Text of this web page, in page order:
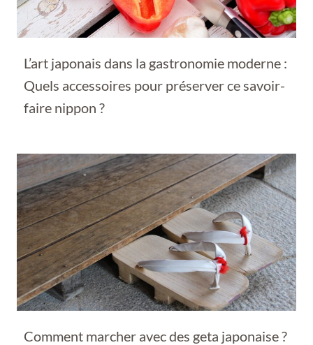
L’art japonais dans la gastronomie moderne :
Quels accessoires pour préserver ce savoir-
faire nippon ?
Comment marcher avec des geta japonaise ?